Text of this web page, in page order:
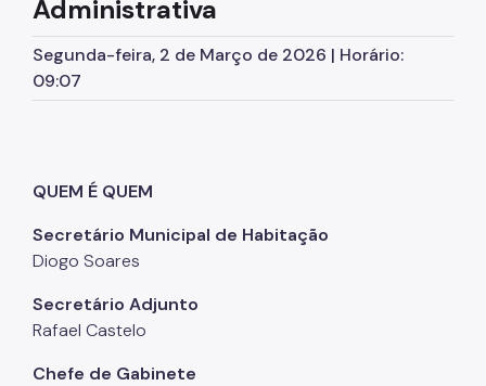
Conselhos Gestores
Fonte de Recursos
FMSAI
Programas
Pode Entrar
Urbanização de Favelas
PPP
Administrativa
Segunda-feira, 2 de Março de 2026 | Horário:
09:07
QUEM É QUEM
Secretário Municipal de Habitação
Diogo Soares
Secretário Adjunto
Rafael Castelo
Chefe de Gabinete